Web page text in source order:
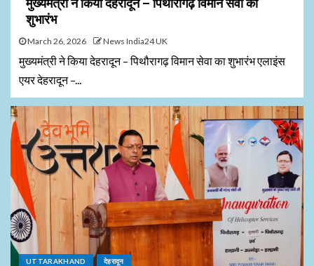
मुख्यमंत्री ने किया देहरादून – पिथौरागढ़ विमान सेवा का
शुभारंभ
March 26, 2026 News India24 UK
मुख्यमंत्री ने किया देहरादून – पिथौरागढ़ विमान सेवा का शुभारंभ एलाइंस
एयर देहरादून –...
UTTARAKHAND देहरादून